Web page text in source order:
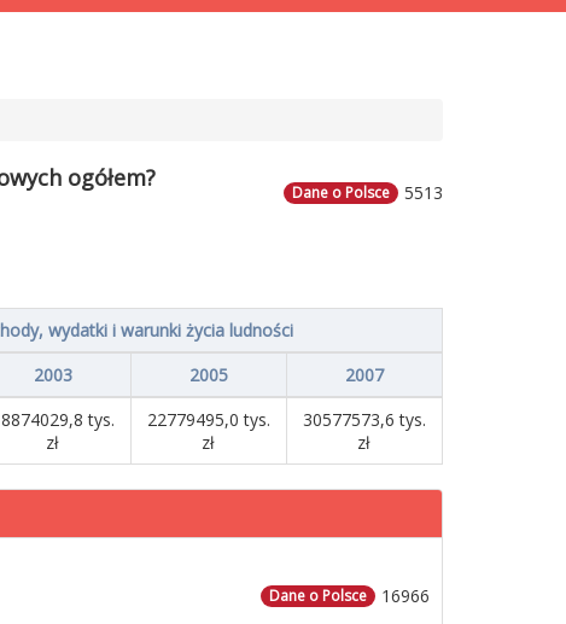
5513
Dane o Polsce
ogółem?
wydatki i warunki życia ludności
2003 2005
2007
tys.
zł
22779495,0 tys.
zł
30577573,6 tys.
zł
16966
Dane o Polsce